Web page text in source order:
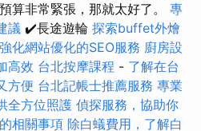
算非常緊張，那就太好了。 專
議 ✔️長途遊輪 探索buffet外燴
強化網站優化的SEO服務 廚房設
高效 台北按摩課程 - 了解在台
方便 台北記帳士推薦服務 專業
全方位照護 偵探服務，協助你
相關事項 除白蟻費用，了解白